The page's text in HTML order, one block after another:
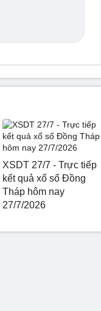
XSDT 27/7 - Trực tiếp
kết quả xổ số Đồng
Tháp hôm nay
27/7/2026